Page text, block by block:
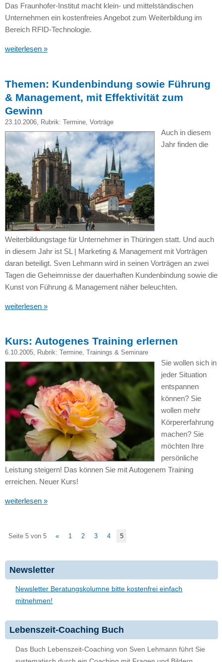
Das Fraunhofer-Institut macht klein- und mittelständischen
Unternehmen ein kostenfreies Angebot zum Weiterbildung im
Bereich RFID-Technologie.
weiterlesen »
Themen: Kundenbindung sowie Führung
& Management, mit Effektivität zum
Gewinn
23.10.2006, Rubrik: Termine, Vorträge
Auch in diesem
Jahr finden die
Weiterbildungstage für Unternehmer in Thüringen statt. Und auch
in diesem Jahr ist SL | Marketing & Management mit Vorträgen
daran beteiligt. Sven Lehmann wird in seinen Vorträgen an zwei
Tagen die Geheimnisse der dauerhaften Kundenbindung sowie die
Kunst von Führung & Management näher beleuchten.
weiterlesen »
Kurs: Autogenes Training erlernen
6.10.2005, Rubrik: Termine, Trainings & Seminare
Sie wollen sich in
jeder Situation
entspannen
können? Sie
wollen mehr
Körpererfahrung
machen? Sie
möchten Ihre
persönliche
Leistung steigern! Das können Sie mit Autogenem Training
erreichen. Neuer Kurs!
weiterlesen »
Seite 5 von 5 « 1 2 3 4 5
Newsletter
Newsletter Beratungskolumne bitte kostenfrei einfach
mitnehmen!
Lebenszeit-Coaching Buch
Das Buch Lebenszeit-Coaching von Sven Lehmann führt Sie